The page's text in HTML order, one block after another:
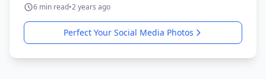
6 min read•2 years ago
Perfect Your Social Media Photos